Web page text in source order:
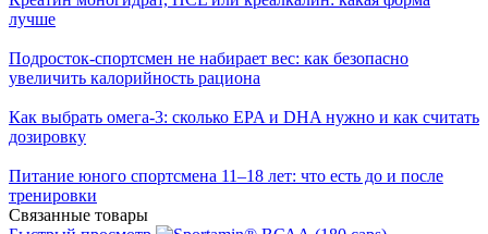
лучше
Подросток-спортсмен не набирает вес: как безопасно
увеличить калорийность рациона
Как выбрать омега‑3: сколько EPA и DHA нужно и как считать
дозировку
Питание юного спортсмена 11–18 лет: что есть до и после
тренировки
Связанные товары